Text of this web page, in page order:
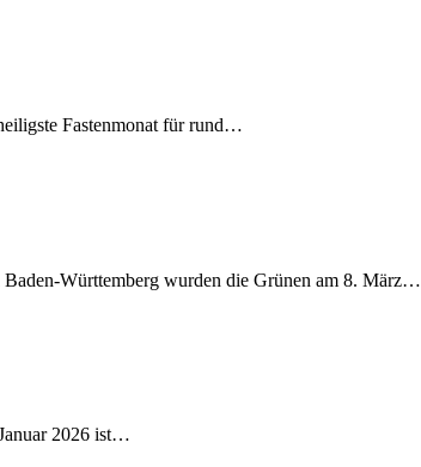
Fastenmonat für rund…
Baden-Württemberg wurden die Grünen am 8. März…
2026 ist…